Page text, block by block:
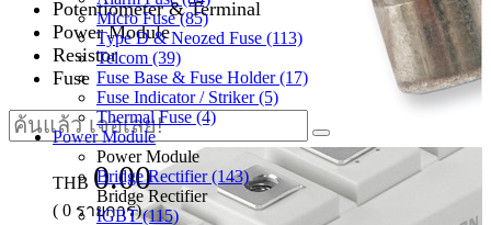
Potentiometer & Terminal
Power Module
Resistor
Fuse
THB 0.00
( 0 รายการ)
Micro Fuse (85)
Type D & Neozed Fuse (113)
Telcom (39)
Fuse Base & Fuse Holder (17)
Fuse Indicator / Striker (5)
Thermal Fuse (4)
Power Module
Power Module
Bridge Rectifier (143)
Bridge Rectifier
IGBT (115)